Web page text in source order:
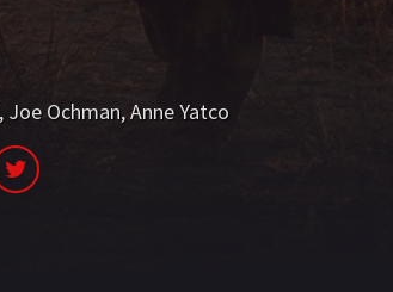
Joe Ochman Anne Yatco